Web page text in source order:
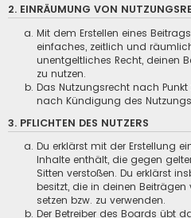
2. EINRÄUMUNG VON
Mit dem Erstellen eines
einfaches, zeitlich und
unentgeltliches Recht, deinen
zu nutzen.
Das Nutzungsrecht nach
nach Kündigung des
3. PFLICHTEN DES NUTZERS
Du erklärst mit der Erstellung
Inhalte enthält, die gegen
Sitten verstoßen. Du erklärst
besitzt, die in deinen Beiträgen
setzen bzw. zu verwenden.
Der Betreiber des Boards übt